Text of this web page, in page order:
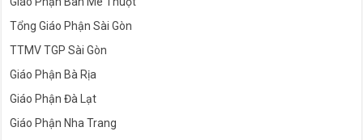
Tổng Giáo Phận Sài Gòn
TTMV TGP Sài Gòn
Giáo Phận Bà Rịa
Giáo Phận Đà Lạt
Giáo Phận Nha Trang